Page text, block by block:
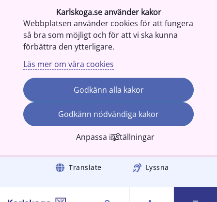
Karlskoga.se använder kakor
Webbplatsen använder cookies för att fungera
så bra som möjligt och för att vi ska kunna
förbättra den ytterligare.
Läs mer om våra cookies
Godkänn alla kakor
Godkänn nödvändiga kakor
Anpassa inställningar
Gå till innehåll Translate Lyssna